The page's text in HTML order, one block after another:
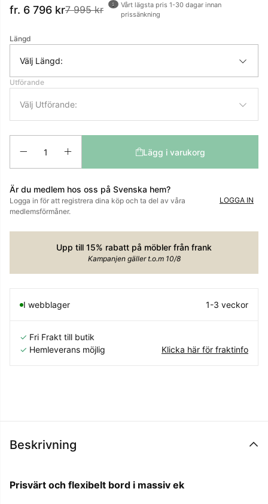
fr. 6 796 kr7 995 kr
Vårt lägsta pris 1-30 dagar innan
prissänkning
Längd
Välj Längd:
Utförande
Välj Utförande:
Lägg i varukorg
Är du medlem hos oss på Svenska hem?
Logga in för att registrera dina köp och ta del av våra
medlemsförmåner.
LOGGA IN
Upp till 15% rabatt på möbler från frank
Kampanjen gäller t.o.m 10/8
I webblager 1-3 veckor
✓ Fri Frakt till butik
✓ Hemleverans möjlig Klicka här för fraktinfo
Beskrivning
Prisvärt och flexibelt bord i massiv ek